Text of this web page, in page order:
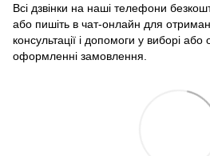
Всі дзвінки на наші телефони
або пишіть в чат-онлайн для
консультації і допомоги у виборі
оформленні замовлення.